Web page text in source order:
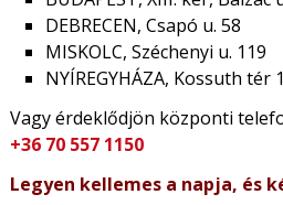
DEBRECEN, Csapó u. 58
MISKOLC, Széchenyi u. 119
NYÍREGYHÁZA, Kossuth tér
Vagy érdeklődjön központi
+36 70 557 1150
Legyen kellemes a napja, és